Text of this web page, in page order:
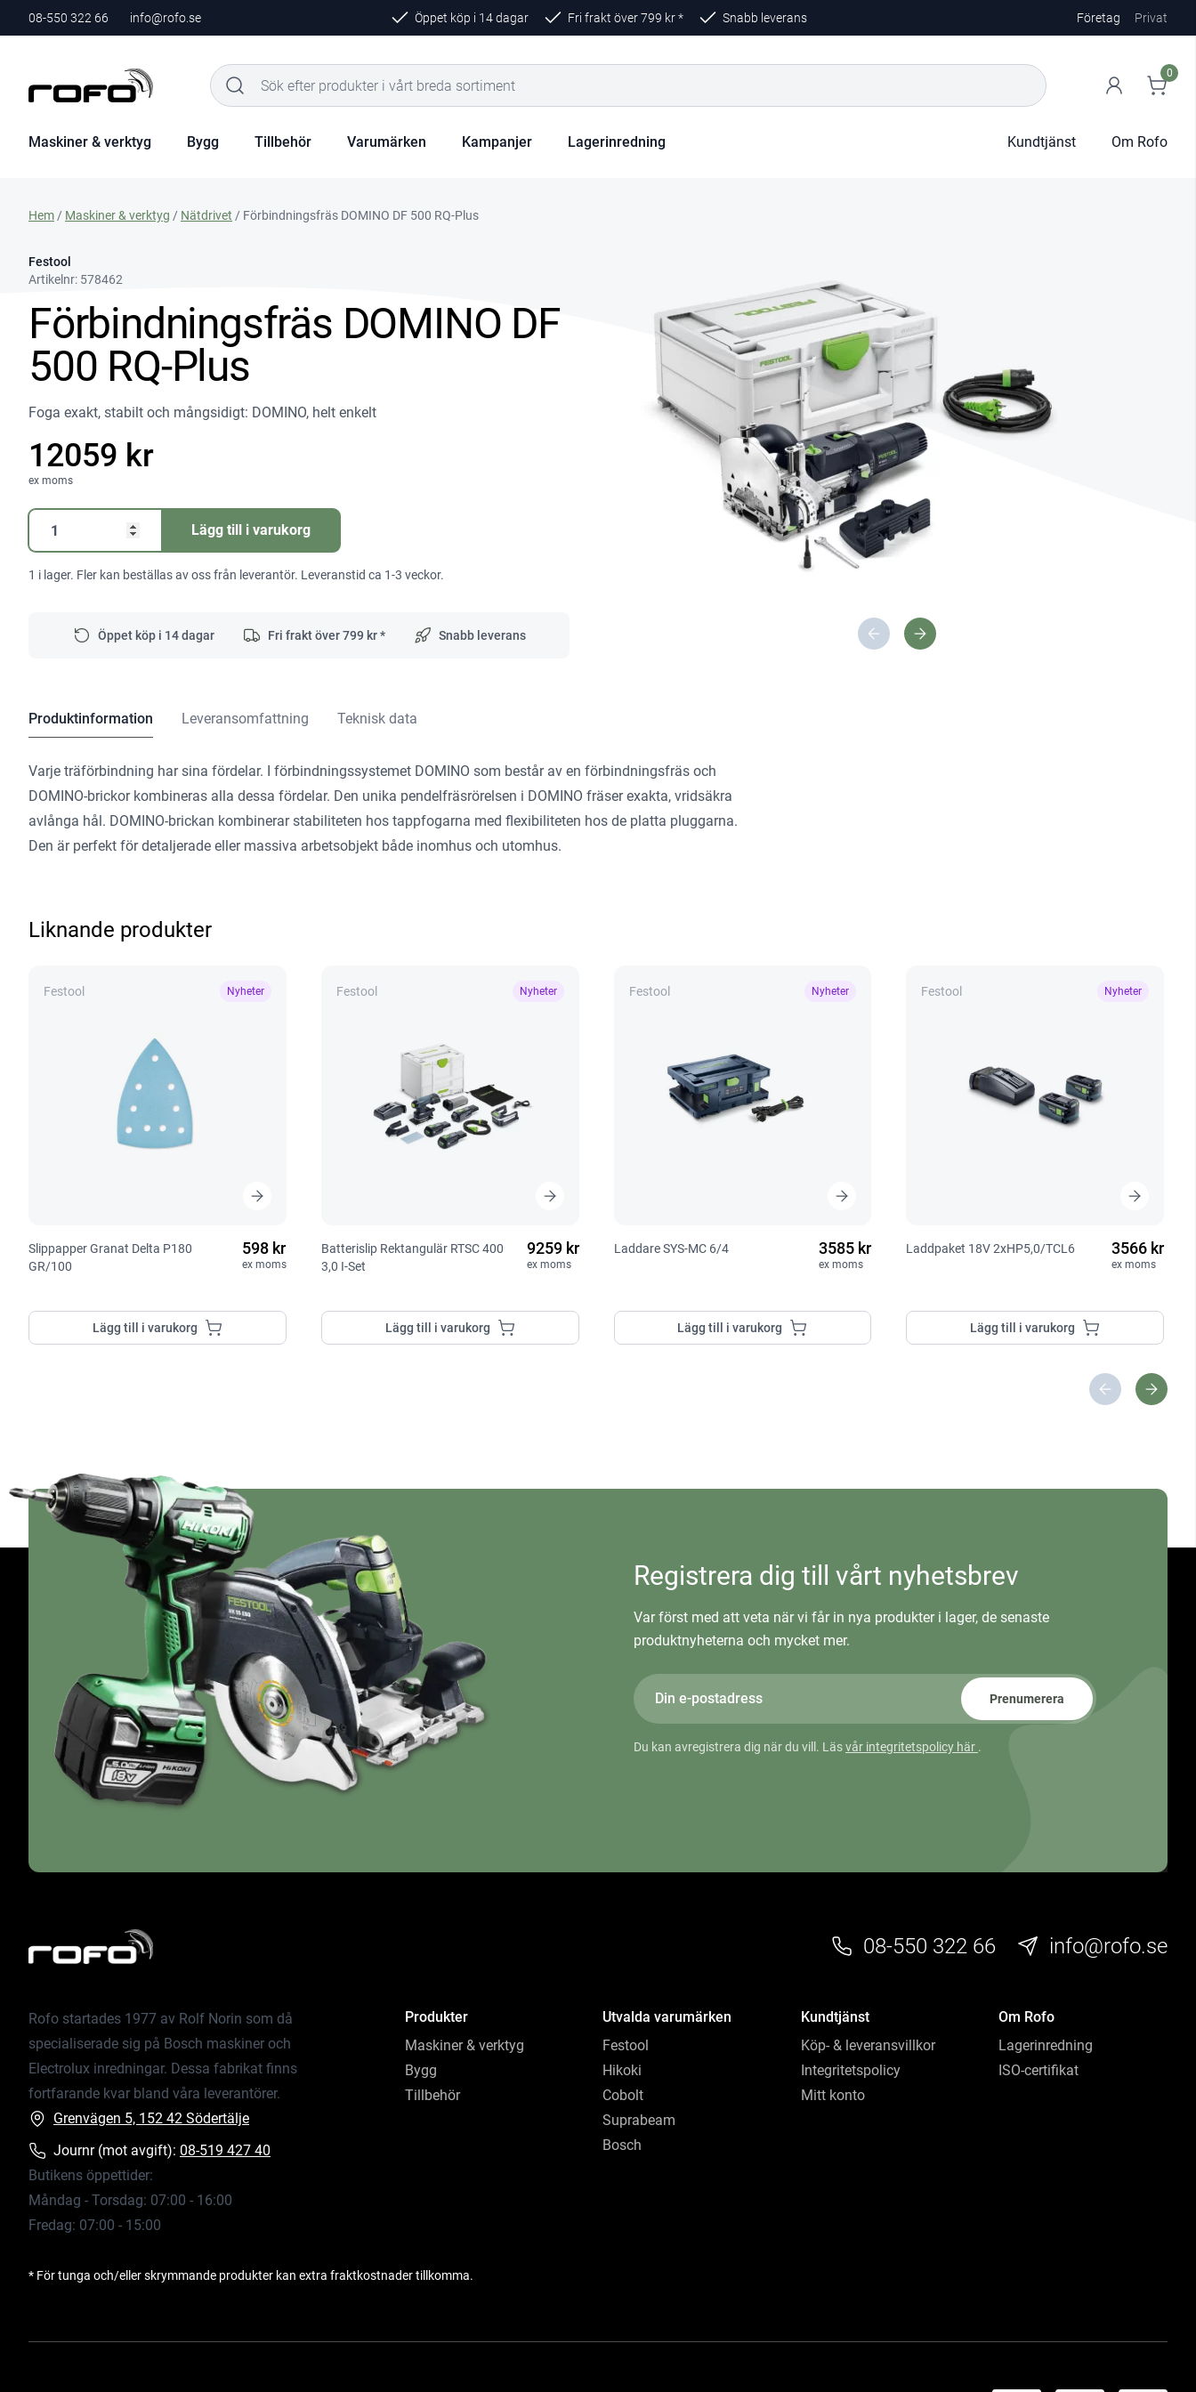
08-550 322 66 info@rofo.se Öppet köp i 14 dagar Fri frakt över799 kr * Snabb leverans Företag Privat
0
Maskiner & verktyg Bygg Tillbehör Varumärken Kampanjer Lagerinredning Kundtjänst Om Rofo
Hem / Maskiner & verktyg / Nätdrivet / Förbindningsfräs DOMINO DF 500 RQ-Plus
Festool
Artikelnr: 578462
Förbindningsfräs DOMINO DF
500 RQ-Plus
Foga exakt, stabilt och mångsidigt: DOMINO, helt enkelt
12059 kr
ex moms
Förbindningsfräs
DOMINO
500
Lägg till i varukorg
1 i lager. Fler kan beställas av oss från leverantör. Leveranstid ca 1-3 veckor.
Öppet köp i 14 dagar Fri frakt över799 kr * Snabb leverans
Produktinformation Leveransomfattning Teknisk data
Varje träförbindning har sina fördelar. I förbindningssystemet DOMINO som består av en förbindningsfräs och
DOMINO-brickor kombineras alla dessa fördelar. Den unika pendelfräsrörelsen i DOMINO fräser exakta, vridsäkra
avlånga hål. DOMINO-brickan kombinerar stabiliteten hos tappfogarna med flexibiliteten hos de platta pluggarna.
Den är perfekt för detaljerade eller massiva arbetsobjekt både inomhus och utomhus.
Liknande produkter
Festool Nyheter
Slippapper Granat Delta P180
GR/100
598 kr
ex moms
Lägg till i varukorg
Festool Nyheter
Batterislip Rektangulär RTSC 400
3,0 I-Set
9259 kr
ex moms
Lägg till i varukorg
Festool Nyheter
Laddare SYS-MC 6/4 3585 kr
ex moms
Lägg till i varukorg
Festool Nyheter
Laddpaket 18V 2xHP5,0/TCL6 3566 kr
ex moms
Lägg till i varukorg
Registrera dig till vårt nyhetsbrev
Var först med att veta när vi får in nya produkter i lager, de senaste
produktnyheterna och mycket mer.
Prenumerera
Du kan avregistrera dig när du vill. Läsvår integritetspolicy här .
08-550 322 66 info@rofo.se
Rofo startades 1977 av Rolf Norin som då
specialiserade sig på Bosch maskiner och
Electrolux inredningar. Dessa fabrikat finns
fortfarande kvar bland våra leverantörer.
Grenvägen 5, 152 42 Södertälje
Journr (mot avgift): 08-519 427 40
Butikens öppettider:
Måndag - Torsdag: 07:00 - 16:00
Fredag: 07:00 - 15:00
Produkter
Maskiner & verktyg
Bygg
Tillbehör
Utvalda varumärken
Festool
Hikoki
Cobolt
Suprabeam
Bosch
Kundtjänst
Köp- & leveransvillkor
Integritetspolicy
Mitt konto
Om Rofo
Lagerinredning
ISO-certifikat
* För tunga och/eller skrymmande produkter kan extra fraktkostnader tillkomma.